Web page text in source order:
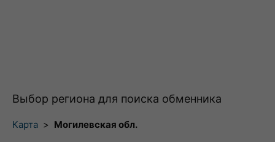
Выбор региона для поиска обменника
Карта > Могилевская обл.